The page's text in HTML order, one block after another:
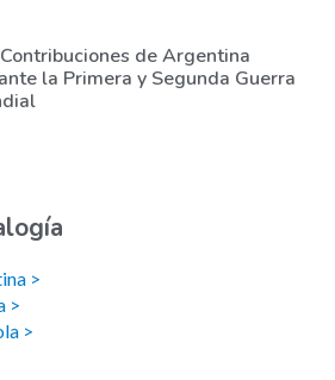
de Argentina
la Primera y Segunda Guerra
>
>
>